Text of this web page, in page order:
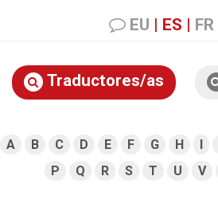
EU | ES | FR
Traductores/as
A B C D E F G H I
P
Q R S T U V